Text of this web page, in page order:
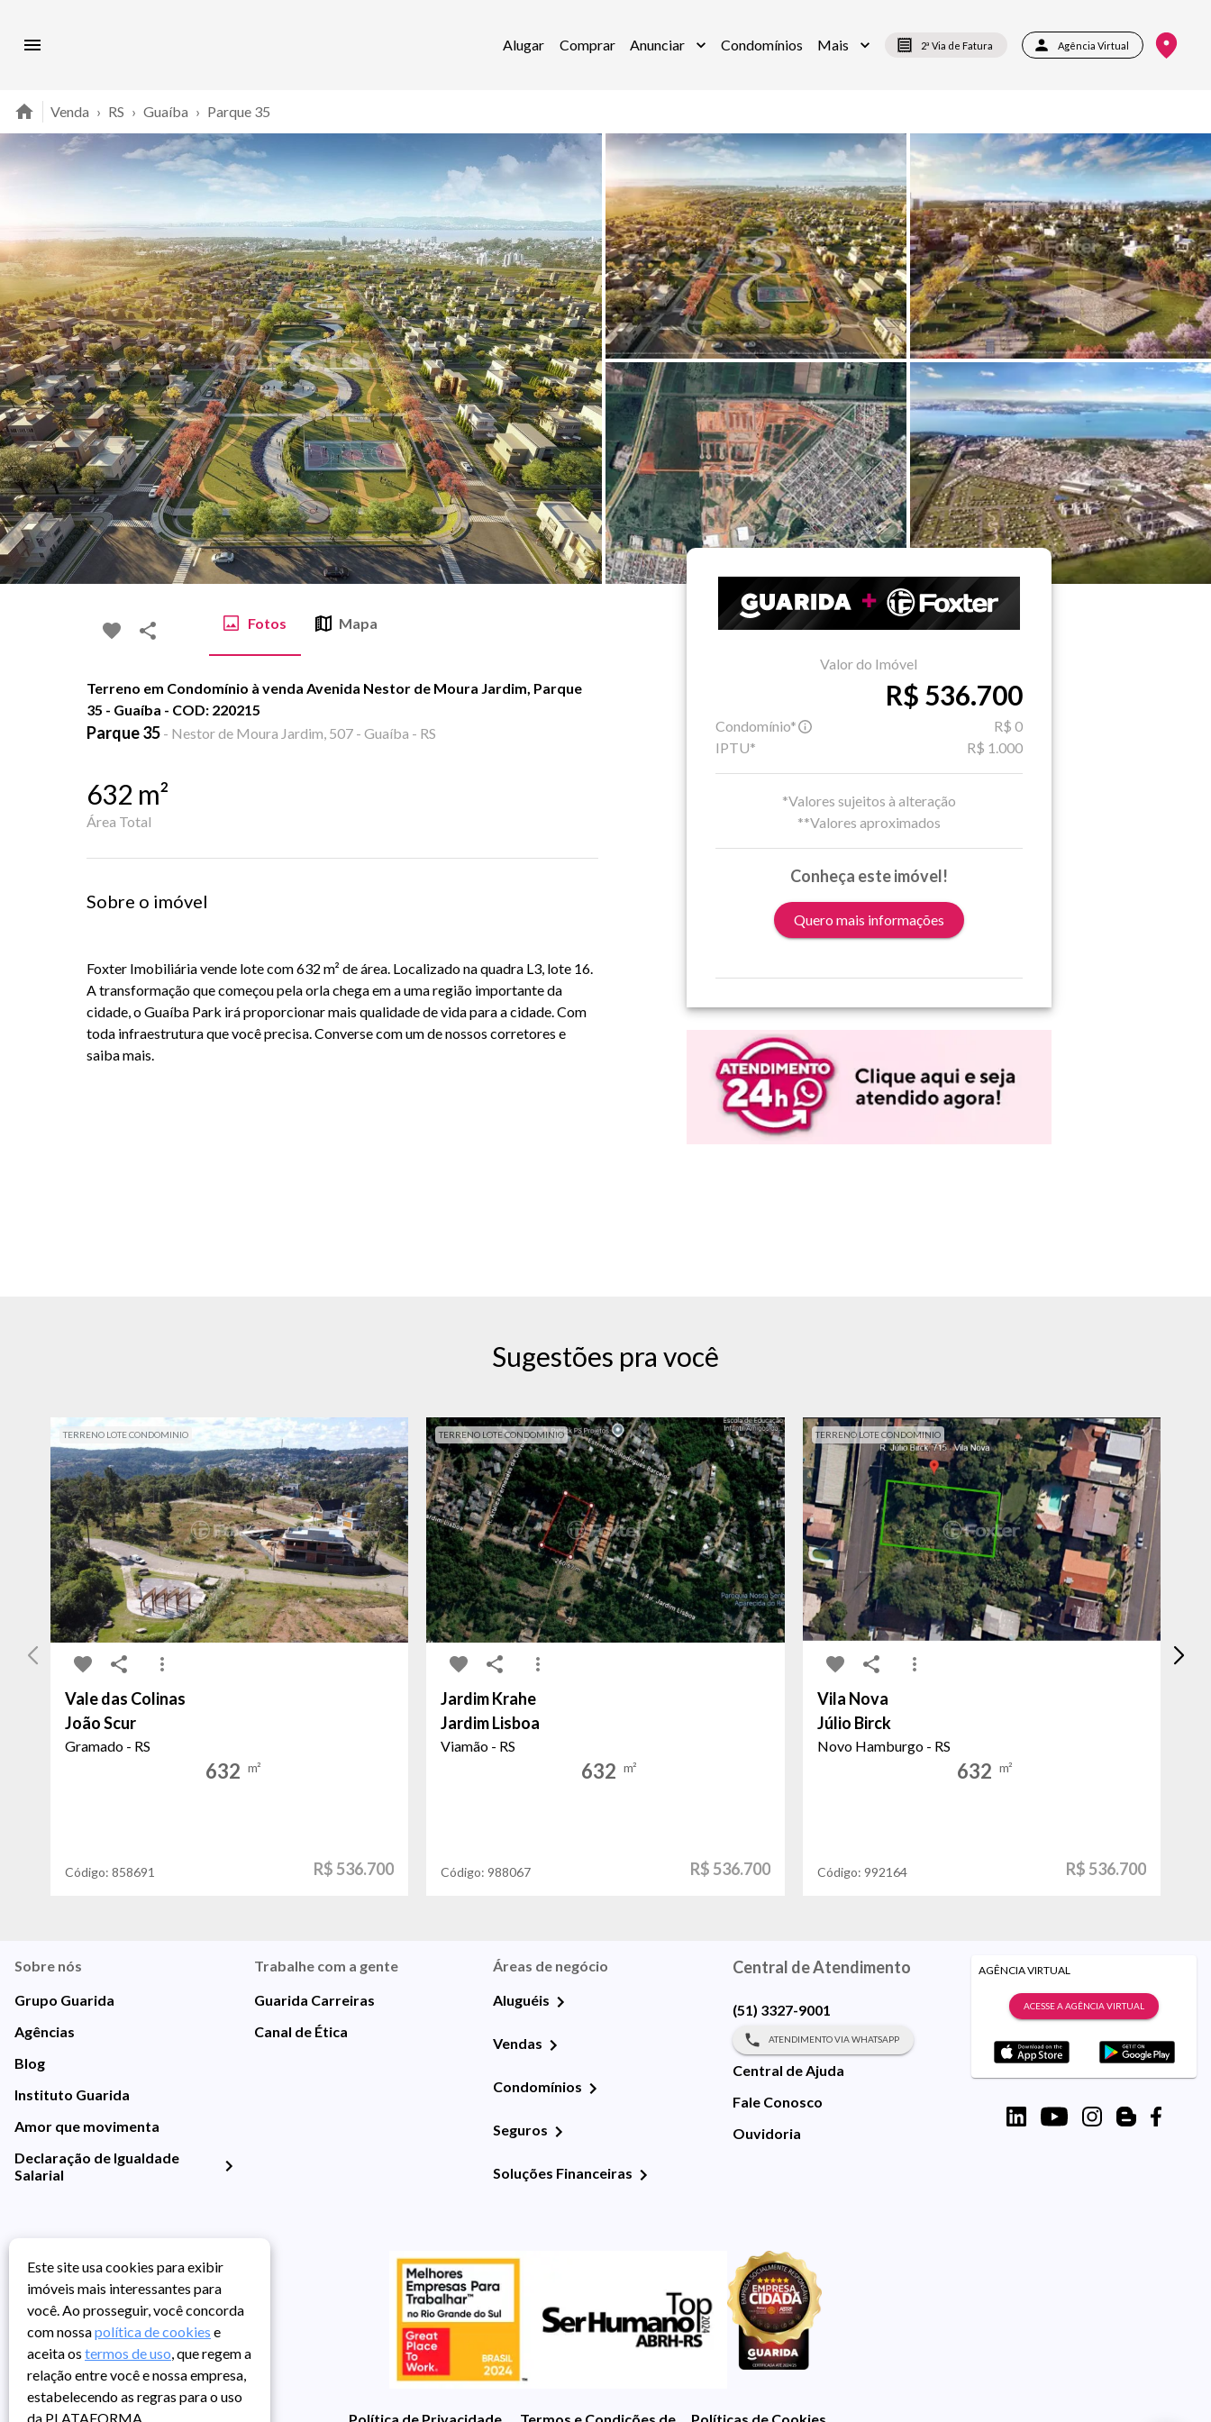
Alugar Comprar Anunciar Condomínios Mais 2ª Via de Fatura Agência Virtual
Venda › RS › Guaíba › Parque 35
Fotos Mapa
Terreno em Condomínio à venda Avenida Nestor de Moura Jardim, Parque
35 - Guaíba - COD: 220215
Parque 35 - Nestor de Moura Jardim, 507 - Guaíba - RS
632 m²
Área Total
Sobre o imóvel
Foxter Imobiliária vende lote com 632 m² de área. Localizado na quadra L3, lote 16.
A transformação que começou pela orla chega em a uma região importante da
cidade, o Guaíba Park irá proporcionar mais qualidade de vida para a cidade. Com
toda infraestrutura que você precisa. Converse com um de nossos corretores e
saiba mais.
Valor do Imóvel
R$ 536.700
Condomínio*
R$ 0
IPTU*
R$ 1.000
*Valores sujeitos à alteração
**Valores aproximados
Conheça este imóvel!
Quero mais informações
Sugestões pra você
TERRENO LOTE CONDOMINIO
Vale das Colinas
João Scur
Gramado - RS
632 m²
Código: 858691 R$ 536.700
TERRENO LOTE CONDOMINIO
Jardim Krahe
Jardim Lisboa
Viamão - RS
632 m²
Código:988067 R$ 536.700
TERRENO LOTE CONDOMINIO
Vila Nova
Júlio Birck
Novo Hamburgo - RS
632 m²
Código: 992164 R$ 536.700
Sobre nós
Grupo Guarida
Agências
Blog
Instituto Guarida
Amor que movimenta
Declaração de Igualdade
Salarial
Trabalhe com a gente
Guarida Carreiras
Canal de Ética
Áreas de negócio
Aluguéis
Vendas
Condomínios
Seguros
Soluções Financeiras
Central de Atendimento
(51) 3327-9001
ATENDIMENTO VIA WHATSAPP
Central de Ajuda
Fale Conosco
Ouvidoria
AGÊNCIA VIRTUAL
ACESSE A AGÊNCIA VIRTUAL
Política de Privacidade Termos e Condições de UsoPolíticas de Cookies
Este site usa cookies para exibir
imóveis mais interessantes para
você. Ao prosseguir, você concorda
com nossapolítica de cookies e
aceita os termos de uso, que regem a
relação entre você e nossa empresa,
estabelecendo as regras para o uso
da PLATAFORMA.